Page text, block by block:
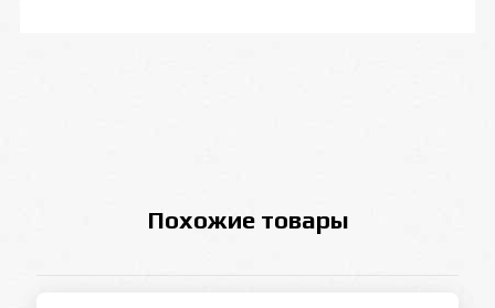
Похожие товары